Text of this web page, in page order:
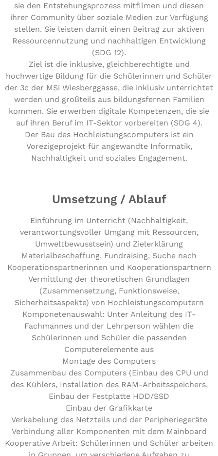
sie den Entstehungsprozess mitfilmen und diesen
ihrer Community über soziale Medien zur Verfügung
stellen. Sie leisten damit einen Beitrag zur aktiven
Ressourcennutzung und nachhaltigen Entwicklung
(SDG 12).
Ziel ist die inklusive, gleichberechtigte und
hochwertige Bildung für die Schülerinnen und Schüler
der 3c der MSi Wiesberggasse, die inklusiv unterrichtet
werden und großteils aus bildungsfernen Familien
kommen. Sie erwerben digitale Kompetenzen, die sie
auf ihren Beruf im IT-Sektor vorbereiten (SDG 4).
Der Bau des Hochleistungscomputers ist ein
Vorezigeprojekt für angewandte Informatik,
Nachhaltigkeit und soziales Engagement.
Umsetzung / Ablauf
Einführung im Unterricht (Nachhaltigkeit,
verantwortungsvoller Umgang mit Ressourcen,
Umweltbewusstsein) und Zielerklärung
Materialbeschaffung, Fundraising, Suche nach
Kooperationspartnerinnen und Kooperationspartnern
Vermittlung der theoretischen Grundlagen
(Zusammensetzung, Funktionsweise,
Sicherheitsaspekte) von Hochleistungscomputern
Komponetenauswahl: Unter Anleitung des IT-
Fachmannes und der Lehrperson wählen die
Schülerinnen und Schüler die passenden
Computerelemente aus
Montage des Computers
Zusammenbau des Computers (Einbau des CPU und
des Kühlers, Installation des RAM-Arbeitsspeichers,
Einbau der Festplatte HDD/SSD
Einbau der Grafikkarte
Verkabelung des Netzteils und der Peripheriegeräte
Verbindung aller Komponenten mit dem Mainboard
Kooperative Arbeit: Schülerinnen und Schüler arbeiten